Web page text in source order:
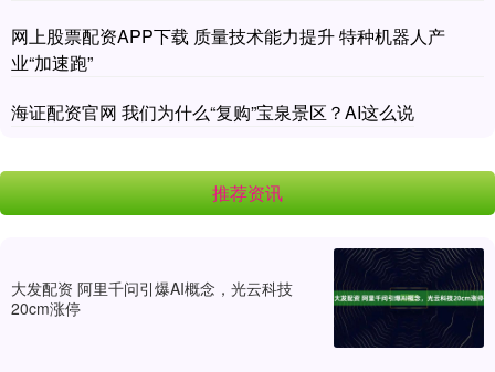
网上股票配资APP下载 质量技术能力提升 特种机器人产
业“加速跑”
海证配资官网 我们为什么“复购”宝泉景区？AI这么说
推荐资讯
大发配资 阿里千问引爆AI概念，光云科技
20cm涨停